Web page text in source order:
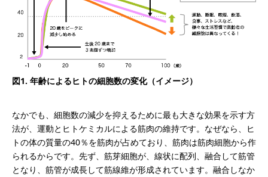
図1. 年齢によるヒトの細胞数の変化（イメージ）
なかでも、細胞数の減少を抑えるために最も大きな効果を示す方
法が、運動とヒトケミカルによる筋肉の維持です。なぜなら、ヒ
トの体の質量の40％を筋肉が占めており、筋肉は筋肉細胞から作
られるからです。先ず、筋芽細胞が、線状に配列、融合して筋管
となり、筋管が成長して筋線維が形成されています。融合しなか